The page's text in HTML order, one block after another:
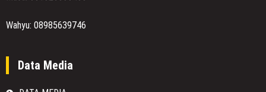
Wahyu: 08985639746
Data Media